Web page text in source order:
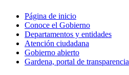
Página de inicio
Conoce el Gobierno
Departamentos y entidades
Atención ciudadana
Gobierno abierto
Gardena, portal de transparencia